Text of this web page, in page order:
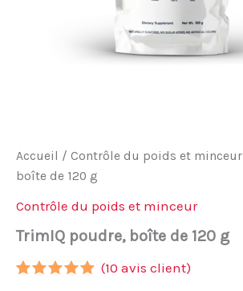
Accueil / Contrôle du poids et minceur
boîte de 120 g
Contrôle du poids et minceur
TrimIQ poudre, boîte de 120 g
(10 avis client)